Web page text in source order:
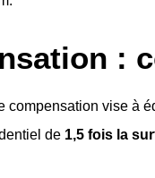
:
compensation vise à
de 1,5 fois la